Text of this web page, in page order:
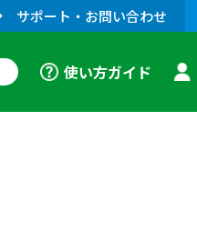
サポート・お問い合わせ
使い方ガイド